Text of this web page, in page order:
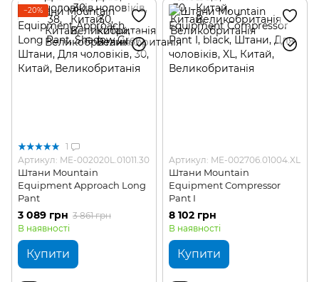
−20%
1
Артикул: ME-002020L.01011.30
Штани Mountain
Equipment Approach Long
Pant
3 089 грн 3 861 грн
В наявності
Купити
Артикул: ME-002706.01004.XL
Штани Mountain
Equipment Compressor
Pant I
8 102 грн
В наявності
Купити